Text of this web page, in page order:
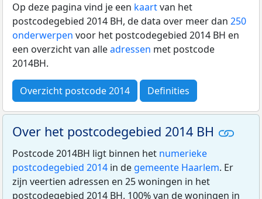
Op deze pagina vind je een kaartvan het
postcodegebied 2014 BH, de data over meer dan 250
onderwerpen voor het postcodegebied 2014 BH en
een overzicht van alleadressen met postcode
2014BH.
Overzicht postcode 2014 Definities
Over het postcodegebied 2014 BH
Postcode 2014BH ligt binnen het numerieke
postcodegebied 2014 in de gemeente Haarlem. Er
zijn veertien adressen en 25 woningen in het
postcodegebied 2014 BH. 100% van de woningen in